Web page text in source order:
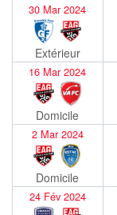
30 Mar 2024
Extérieur
16 Mar 2024
Domicile
2 Mar 2024
Domicile
24 Fév 2024